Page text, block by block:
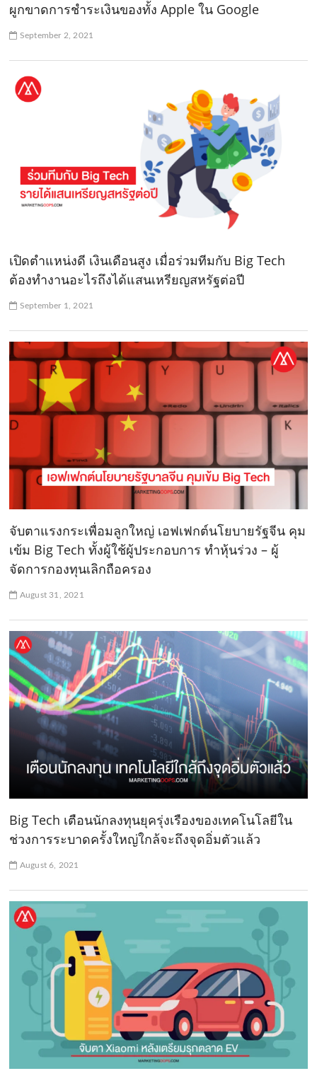
ผูกขาดการชำระเงินของทั้ง Apple ใน Google
September 2, 2021
เปิดตำแหน่งดี เงินเดือนสูง เมื่อร่วมทีมกับ Big Tech
ต้องทำงานอะไรถึงได้แสนเหรียญสหรัฐต่อปี
September 1, 2021
จับตาแรงกระเพื่อมลูกใหญ่ เอฟเฟกต์นโยบายรัฐจีน คุม
เข้ม Big Tech ทั้งผู้ใช้ผู้ประกอบการ ทำหุ้นร่วง – ผู้
จัดการกองทุนเลิกถือครอง
August 31, 2021
Big Tech เตือนนักลงทุนยุครุ่งเรืองของเทคโนโลยีใน
ช่วงการระบาดครั้งใหญ่ใกล้จะถึงจุดอิ่มตัวแล้ว
August 6, 2021